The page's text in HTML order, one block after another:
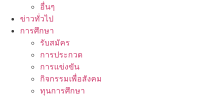
อื่นๆ
ข่าวทั่วไป
การศึกษา
รับสมัคร
การประกวด
การแข่งขัน
กิจกรรมเพื่อสังคม
ทุนการศึกษา